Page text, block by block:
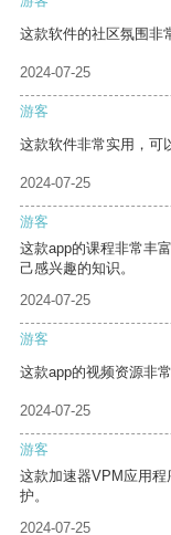
这款软件的社区氛围非
2024-07-25
游客
这款软件非常实用，可
2024-07-25
游客
这款app的课程非常丰
己感兴趣的知识。
2024-07-25
游客
这款app的视频资源非
2024-07-25
游客
这款加速器VPM应用
护。
2024-07-25